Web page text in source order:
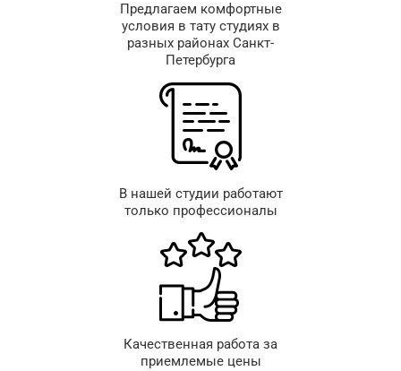
Предлагаем комфортные
условия в тату студиях в
разных районах Санкт-
Петербурга
В нашей студии работают
только профессионалы
Качественная работа за
приемлемые цены